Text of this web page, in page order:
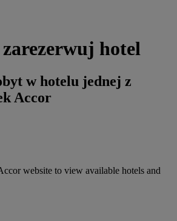
hotel
w hotelu jednej z
Accor
website to view available hotels and